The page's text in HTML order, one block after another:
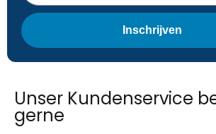
Inschrijven
Unser Kundenservice
gerne